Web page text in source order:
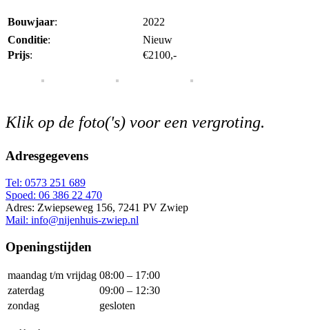
Bouwjaar:
2022
Conditie:
Nieuw
Prijs: €2100,-
Klik op de foto('s) voor een vergroting.
Adresgegevens
Tel: 0573 251 689
Spoed: 06 386 22 470
Adres: Zwiepseweg 156, 7241 PV Zwiep
Mail: info@nijenhuis-zwiep.nl
Openingstijden
maandag t/m vrijdag 08:00 – 17:00
zaterdag
09:00 – 12:30
zondag
gesloten